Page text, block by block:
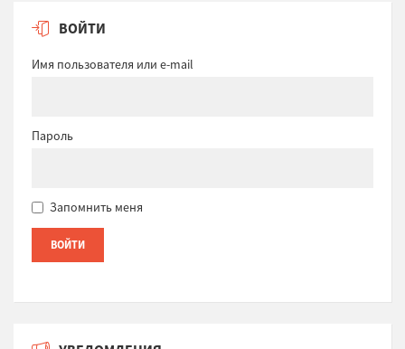
ВОЙТИ
Имя пользователя или e-mail
Пароль
Запомнить меня